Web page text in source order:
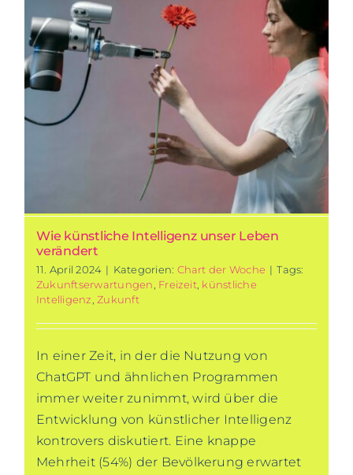
Wie künstliche Intelligenz unser Leben
verändert
11. April 2024 | Kategorien: Chart der Woche | Tags:
Zukunftserwartungen, Freizeit, künstliche
Intelligenz,Zukunft
In einer Zeit, in der die Nutzung von
ChatGPT und ähnlichen Programmen
immer weiter zunimmt, wird über die
Entwicklung von künstlicher Intelligenz
kontrovers diskutiert. Eine knappe
Mehrheit (54%) der Bevölkerung erwartet